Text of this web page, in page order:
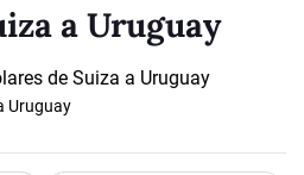
a Uruguay
Uruguay